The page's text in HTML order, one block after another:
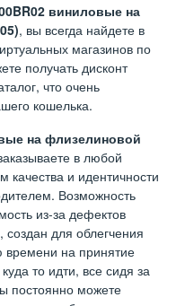
виниловые на
, вы всегда найдете в
магазинов по
получать дисконт
что очень
кошелька.
на флизелиновой
в любой
качества и идентичности
Возможность
из-за дефектов
для облегчения
на принятие
то идти, все сидя за
постоянно можете